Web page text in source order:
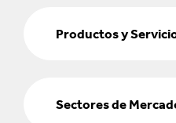
Productos y
Sectores de